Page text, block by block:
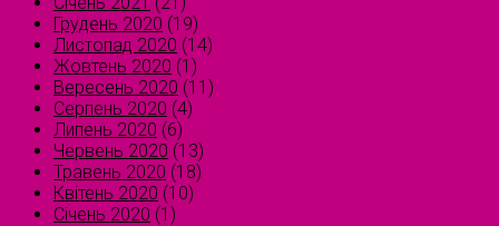
Грудень 2020 (19)
Листопад 2020 (14)
Жовтень 2020 (1)
Вересень 2020 (11)
Серпень 2020 (4)
Липень 2020 (6)
Червень 2020 (13)
Травень 2020 (18)
Квітень 2020 (10)
Січень 2020 (1)